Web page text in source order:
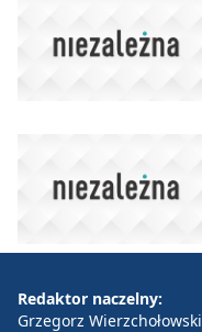
Redaktor naczelny:
Grzegorz Wierzchołowski